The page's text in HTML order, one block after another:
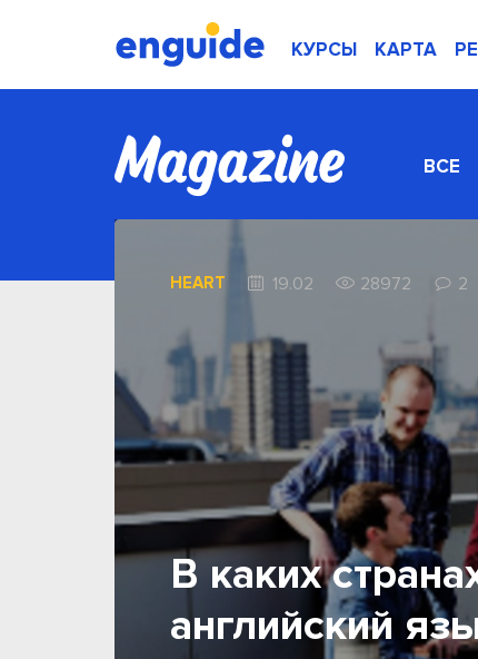
КУРСЫ КАРТА
ВСЕ
HEART 19.02 28972 2
В каких
английский